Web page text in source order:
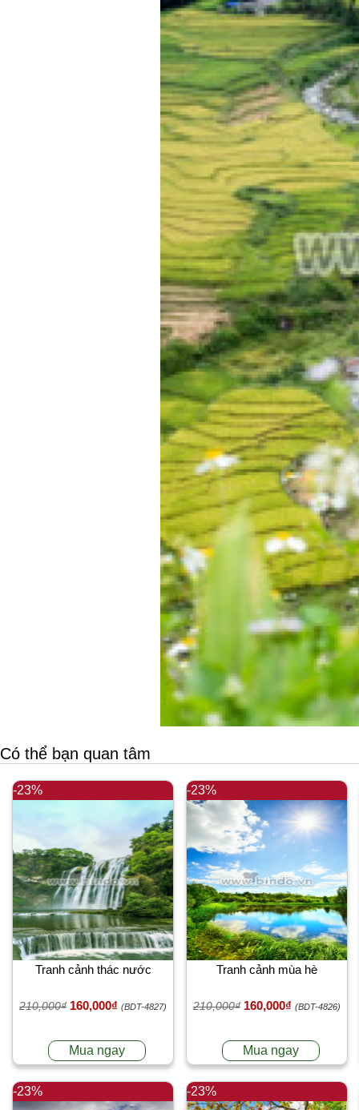
Có thể bạn quan tâm
-23%
Tranh cảnh thác nước
210,000₫ 160,000₫ (BDT-4827)
Mua ngay
-23%
Tranh cảnh mùa hè
210,000₫ 160,000₫ (BDT-4826)
Mua ngay
-23% -23%